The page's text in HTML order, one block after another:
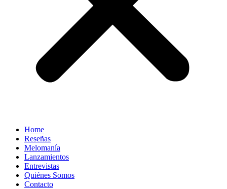
Home
Reseñas
Melomanía
Lanzamientos
Entrevistas
Quiénes Somos
Contacto